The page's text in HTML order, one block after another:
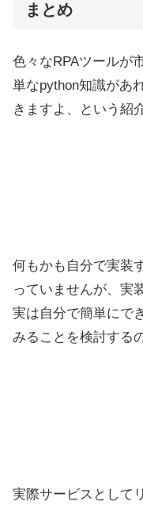
まとめ
色々なRPAツールが
単なpython知識があ
きますよ、という紹
何もかも自分で実装
っていませんが、実
実は自分で簡単にで
みることを検討する
実際サービスとして